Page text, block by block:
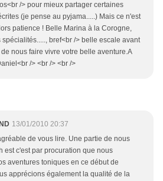
/> pour mieux partager certaines
(je pense au pyjama.....) Mais ce n'est
patience ! Belle Marina à la Corogne,
bref<br /> belle escale avant
nous faire vivre votre belle aventure.A
/> <br /> <br />
13/01/2010 20:37
de vous lire. Une partie de nous
est c'est par procuration que nous
aventures toniques en ce début de
apprécions également la qualité de la